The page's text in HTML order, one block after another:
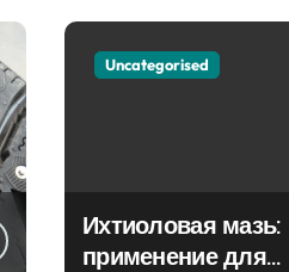
Uncategorised
Ихтиоловая мазь:
применение для